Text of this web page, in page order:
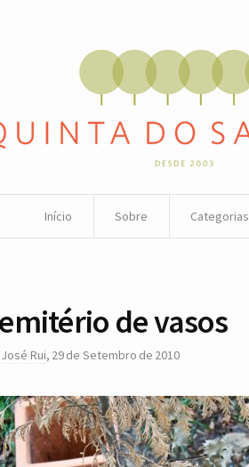
Início Sobre Categorias
de vasos
José Rui, 29 de Setembro de 2010